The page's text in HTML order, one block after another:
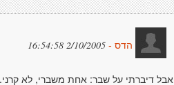
הדס - 2/10/2005 16:54:58
אבל דיברתי על שבר: אחת משברי, לא קרני.